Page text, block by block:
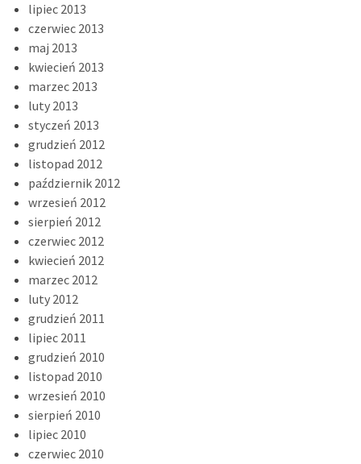
lipiec 2013
czerwiec 2013
maj 2013
kwiecień 2013
marzec 2013
luty 2013
styczeń 2013
grudzień 2012
listopad 2012
październik 2012
wrzesień 2012
sierpień 2012
czerwiec 2012
kwiecień 2012
marzec 2012
luty 2012
grudzień 2011
lipiec 2011
grudzień 2010
listopad 2010
wrzesień 2010
sierpień 2010
lipiec 2010
czerwiec 2010